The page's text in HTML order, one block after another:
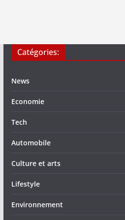
Catégories:
News
Economie
Tech
Automobile
Culture et arts
Lifestyle
Environnement